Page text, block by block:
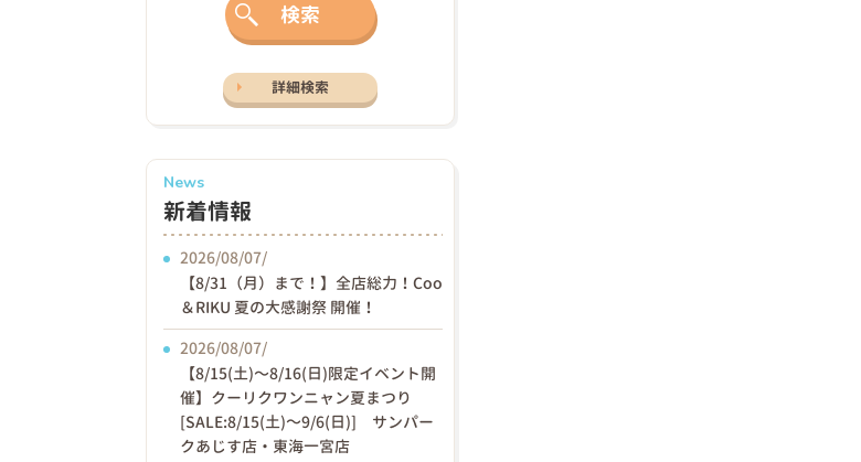
検索
詳細検索
News
新着情報
2026/08/07/
【8/31（月）まで！】全店総力！Coo
＆RIKU 夏の大感謝祭 開催！
2026/08/07/
【8/15(土)〜8/16(日)限定イベント開
催】クーリクワンニャン夏まつり
[SALE:8/15(土)～9/6(日)] サンパー
クあじす店・東海一宮店